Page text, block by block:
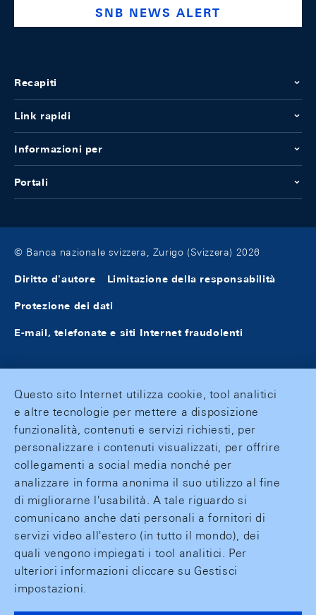
SNB NEWS ALERT
Recapiti
Link rapidi
Informazioni per
Portali
© Banca nazionale svizzera, Zurigo (Svizzera) 2026
Diritto d'autore Limitazione della responsabilità
Protezione dei dati
E-mail, telefonate e siti Internet fraudolenti
Questo sito Internet utilizza cookie, tool analitici
e altre tecnologie per mettere a disposizione
funzionalità, contenuti e servizi richiesti, per
personalizzare i contenuti visualizzati, per offrire
collegamenti a social media nonché per
analizzare in forma anonima il suo utilizzo al fine
di migliorarne l'usabilità. A tale riguardo si
comunicano anche dati personali a fornitori di
servizi video all'estero (in tutto il mondo), dei
quali vengono impiegati i tool analitici. Per
ulteriori informazioni cliccare su Gestisci
impostazioni.